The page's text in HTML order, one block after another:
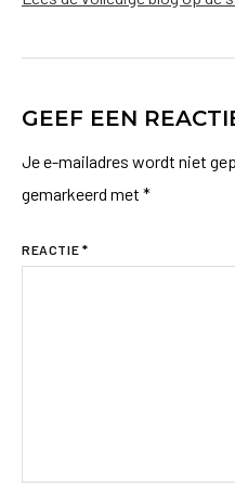
GEEF EEN
Je e-mailadres wordt niet
gemarkeerd met *
REACTIE *